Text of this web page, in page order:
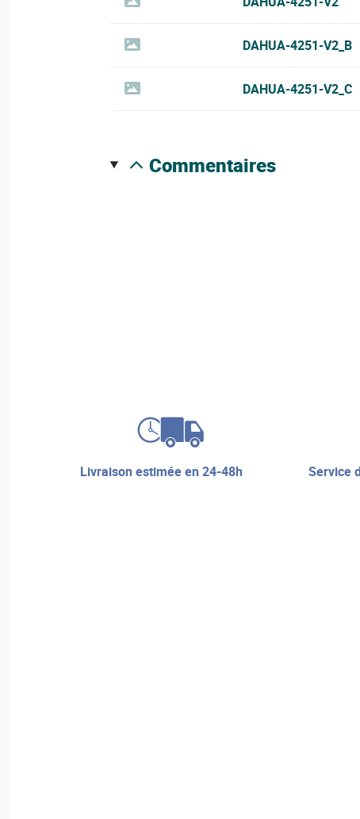
DAHUA-4251-V2_B
DAHUA-4251-V2_C
commentaires
livraison estimée en 24-48h
service de réparation et assistance